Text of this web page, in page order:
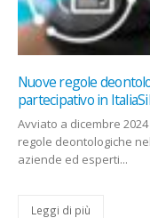
Intelligenza
degli anni Novanta?
[[{“value”:” Secondo
gonfiando come
probabile che la
Leggi di più